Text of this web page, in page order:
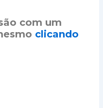
com um
clicando